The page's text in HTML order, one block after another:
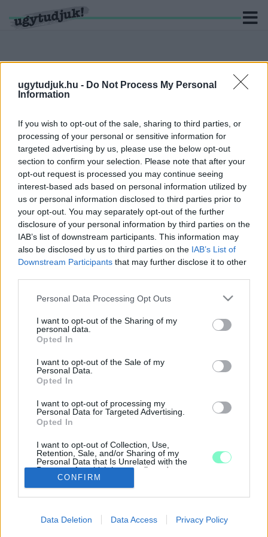
ugytudjuk.hu - Do Not Process My Personal
Information
If you wish to opt-out of the sale, sharing to third parties, or
processing of your personal or sensitive information for
targeted advertising by us, please use the below opt-out
section to confirm your selection. Please note that after your
opt-out request is processed you may continue seeing
interest-based ads based on personal information utilized by
us or personal information disclosed to third parties prior to
your opt-out. You may separately opt-out of the further
disclosure of your personal information by third parties on the
IAB’s list of downstream participants. This information may
also be disclosed by us to third parties on the IAB’s List of
Downstream Participants that may further disclose it to other
Please note that this website/app uses one or more Google
not limited to your visit or usage behaviour. You may click to
grant or deny consent to Google and its third-party tags to
use your data for below specified purposes in below Google
consent section.
Personal Data Processing Opt Outs
I want to opt-out of the Sharing of my
personal data.
Opted In
I want to opt-out of the Sale of my
Personal Data.
Opted In
I want to opt-out of processing my
Personal Data for Targeted Advertising.
Opted In
I want to opt-out of Collection, Use,
Retention, Sale, and/or Sharing of my
Personal Data that Is Unrelated with the
Purposes for which it was collected.
Opted Out
I want to allow Google to enable storage
CONFIRM
Data Deletion Data Access Privacy Policy
KERESÉS
5 hír találató a(z) "Saul fia" cimkével ellátva.
MÁR ELÉRHETŐ AZ ORSZÁG EGYETLEN
KIZÁRÓLAG MŰVÉSZFILMEKET KÍNÁLÓ ONLINE
VIDEÓTÉKÁJA
2020. május. 20. 19:28
A Cinego műsortárában többek között Cannesban, Velencében,
Berlinben, Torontoban és Karlovy Varyban díjazott alkotásokat is
megnézhetünk.
IDÉN ONLINE ELÉRHETŐ FILMEKKEL
EMLÉKEZNEK A HOLOKAUSZT
MAGYARORSZÁGI ÁLDOZATAIRA
A koronavírus miatt nem tudnak rendezvényt tartani.
TÖBB MAGYAR FILMMEL A NETFLIX
MŰSORTÁRÁBA
A rengeteg külföldi film és sorozat mellett a mai naptól az
utóbbi évek legsikeresebb magyar alkotásait is megnézhetjük.
TRÓNOK HARCA UTOLSÓ ÉVADÁNAK EGYIK
JELENETÉT
Büszkeség.
AZ ELMÚLT HÚSZ ÉV 200 LEGJOBB FILMJE
KÖZÉ BEKERÜLT EGY MAGYAR IS
2018. augusztus. 21. 14:02